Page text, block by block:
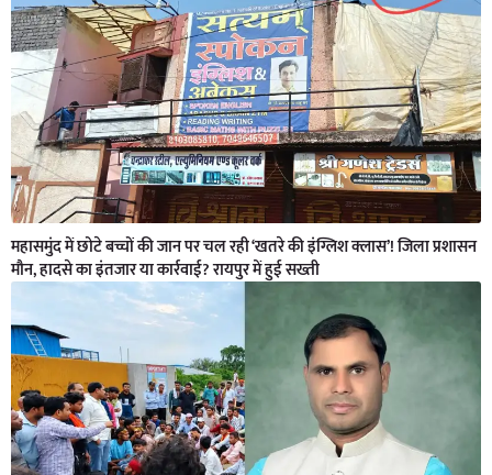
महासमुंद में छोटे बच्चों की जान पर चल रही ‘खतरे की इंग्लिश क्लास’! जिला प्रशासन
मौन, हादसे का इंतजार या कार्रवाई? रायपुर में हुई सख्ती